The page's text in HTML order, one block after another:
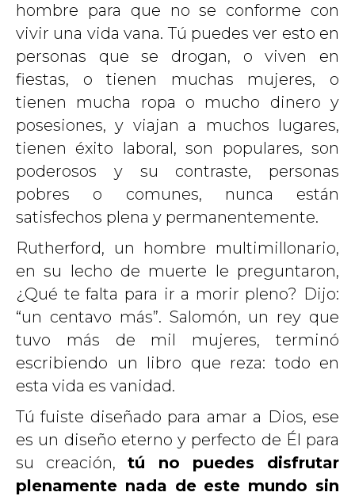
hombre para que no se conforme con
vivir una vida vana. Tú puedes ver esto en
personas que se drogan, o viven en
fiestas, o tienen muchas mujeres, o
tienen mucha ropa o mucho dinero y
posesiones, y viajan a muchos lugares,
tienen éxito laboral, son populares, son
poderosos y su contraste, personas
pobres o comunes, nunca están
satisfechos plena y permanentemente.
Rutherford, un hombre multimillonario,
en su lecho de muerte le preguntaron,
¿Qué te falta para ir a morir pleno? Dijo:
“un centavo más”. Salomón, un rey que
tuvo más de mil mujeres, terminó
escribiendo un libro que reza: todo en
esta vida es vanidad.
Tú fuiste diseñado para amar a Dios, ese
es un diseño eterno y perfecto de Él para
su creación,tú no puedes disfrutar
plenamente nada de este mundo sin